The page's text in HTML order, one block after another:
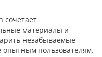
сочетает
материалы и
незабываемые
пользователям.